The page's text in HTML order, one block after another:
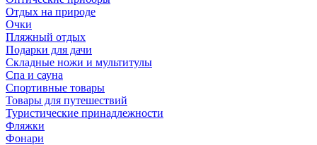
Отдых на природе
Очки
Пляжный отдых
Подарки для дачи
Складные ножи и мультитулы
Спа и сауна
Спортивные товары
Товары для путешествий
Туристические принадлежности
Фляжки
Фонари